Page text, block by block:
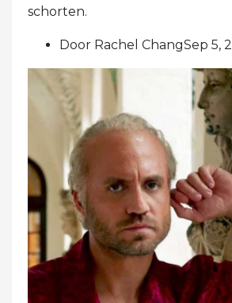
schorten.
Door Rachel ChangSep 5,